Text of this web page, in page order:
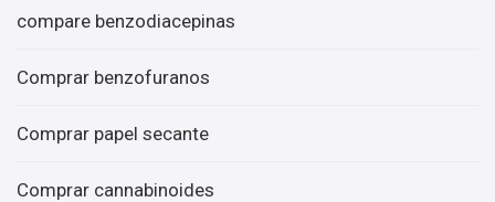
compare benzodiacepinas
Comprar benzofuranos
Comprar papel secante
Comprar cannabinoides